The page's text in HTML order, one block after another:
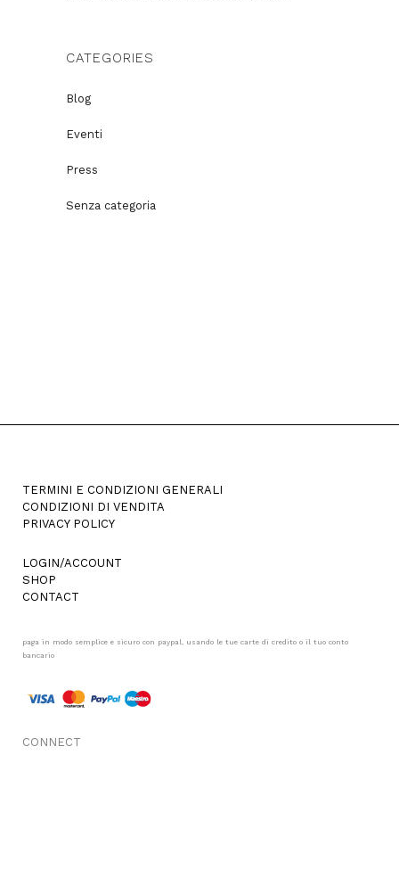
CATEGORIES
Blog
Eventi
Press
Senza categoria
TERMINI E CONDIZIONI GENERALI
CONDIZIONI DI VENDITA
PRIVACY POLICY
LOGIN/ACCOUNT
SHOP
CONTACT
paga in modo semplice e sicuro con paypal, usando le tue carte di credito o il tuo conto
bancario
CONNECT